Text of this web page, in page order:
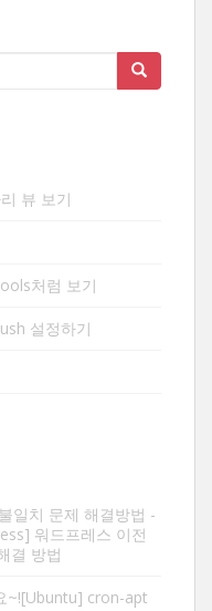
뷰 보기
처럼 보기
설정하기
일치 문제 해결방법 -
워드프레스 이전
결 방법
~![Ubuntu] cron-apt